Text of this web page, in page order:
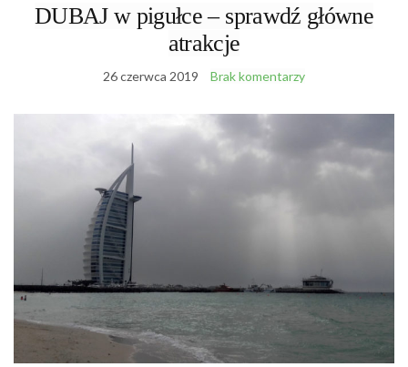
DUBAJ w pigułce – sprawdź główne
atrakcje
26 czerwca 2019 Brak komentarzy